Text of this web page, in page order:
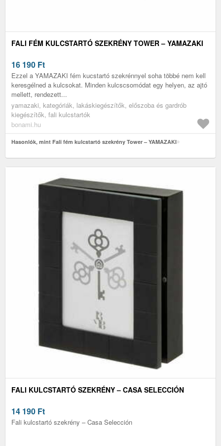
FALI FÉM KULCSTARTÓ SZEKRÉNY TOWER – YAMAZAKI
16 190 Ft
Ezzel a YAMAZAKI fém kucstartó szekrénnyel soha többé nem kell
keresgélned a kulcsokat. Minden kulcscsomódat egy helyen, az ajtó
mellett, rendezett...
yamazaki, kategóriák, lakáskiegészítők, előszoba és gardrób
kiegészítők, fali kulcstartók
bonami.hu
Hasonlók, mint Fali fém kulcstartó szekrény Tower – YAMAZAKI
FALI KULCSTARTÓ SZEKRÉNY – CASA SELECCIÓN
14 190 Ft
Fali kulcstartó szekrény – Casa Selección